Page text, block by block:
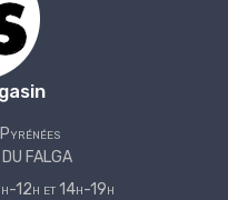
FALGA
12h et 14h-19h